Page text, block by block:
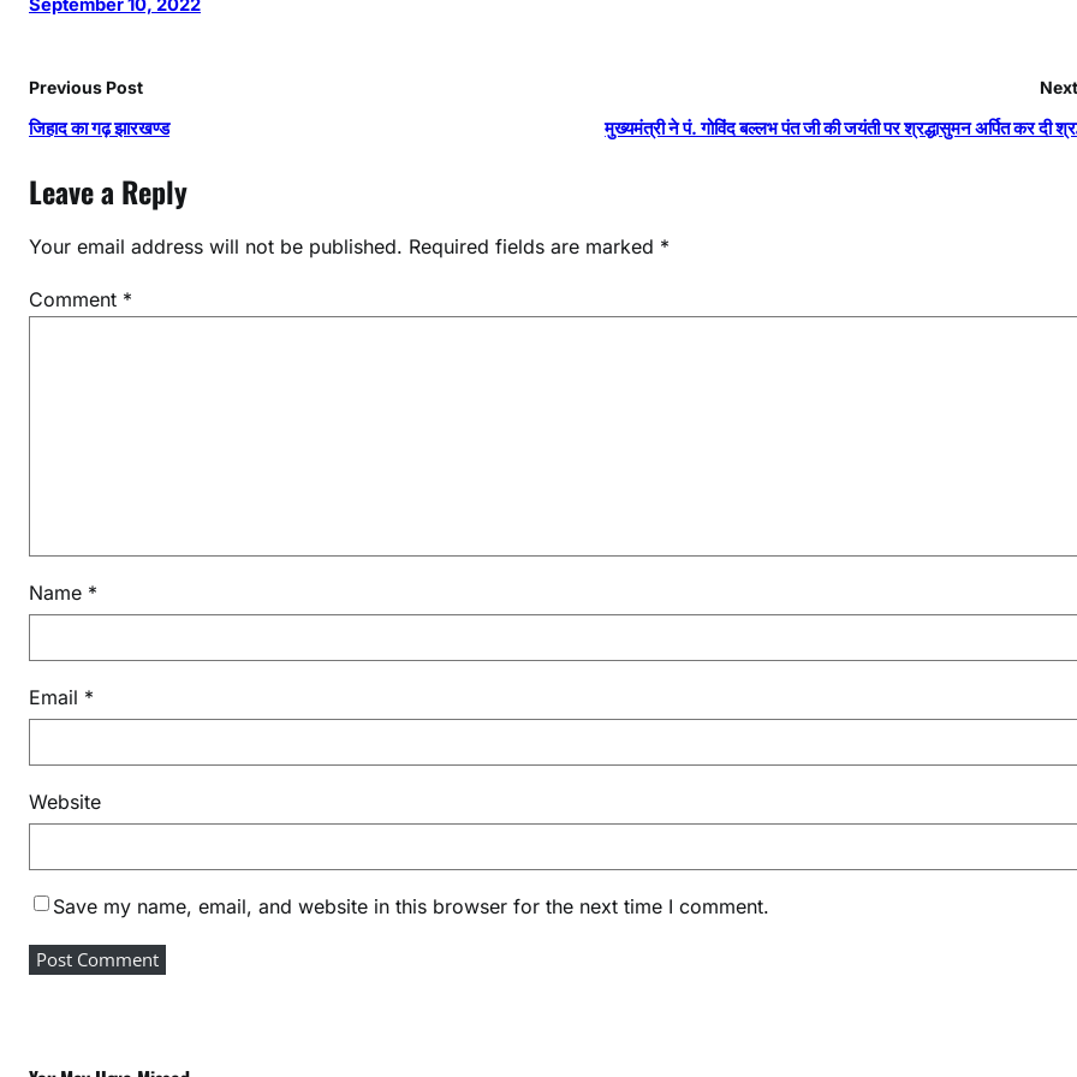
September 10, 2022
Previous Post
जिहाद का गढ़ झारखण्ड मुख्यमंत्री ने पं. गोविंद बल्लभ पंत जी की जयंती पर श्रद्धासुमन अर्पित कर दी
Leave a Reply
Your email address will not be published. Required fields are marked *
Comment *
Name *
Email *
Website
Save my name, email, and website in this browser for the next time I comment.